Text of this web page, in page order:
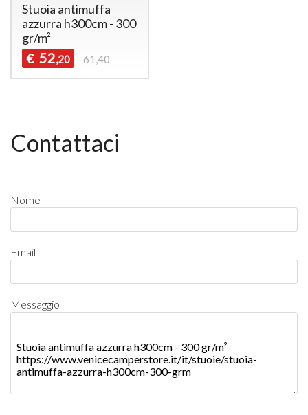
Stuoia antimuffa
azzurra h300cm - 300
gr/m²
€ 52,20 61,40
Contattaci
Nome
Email
Messaggio